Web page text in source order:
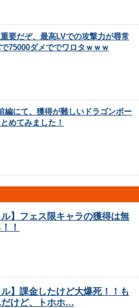
要だぞ、最高LVでの攻撃力が尋常
75000ダメででワロタｗｗｗ
編にて、獲得が難しいドラゴンボー
めてみました！
ル】フェス限キャラの獲得は無
！
ル】課金したけど大爆死！！も
だけど、トホホ…